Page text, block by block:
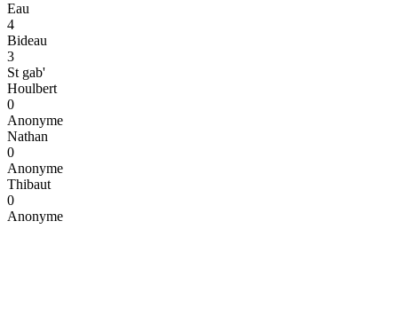
Eau
4
Bideau
3
St gab'
Houlbert
0
Anonyme
Nathan
0
Anonyme
Thibaut
0
Anonyme